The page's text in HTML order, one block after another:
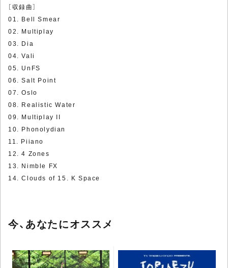
［収録曲］
01. Bell Smear
02. Multiplay
03. Dia
04. Vali
05. UnFS
06. Salt Point
07. Oslo
08. Realistic Water
09. Multiplay II
10. Phonolydian
11. Piiano
12. 4 Zones
13. Nimble FX
14. Clouds of 15. K Space
今、あなたにオススメ